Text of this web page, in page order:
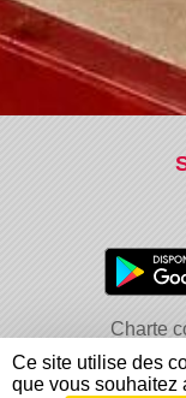
Charte
Informations
Ce site utilise des
que vous souhaitez